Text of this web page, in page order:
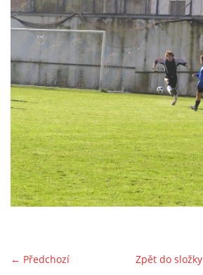
FKD A
STARŠÍ DOROST
STARŠÍ ŽÁCI
MLADŠÍ ŽÁCI
STARŠÍ PŘÍPRAVKA R 2012 + 2013
← Předchozí
Zpět do složky